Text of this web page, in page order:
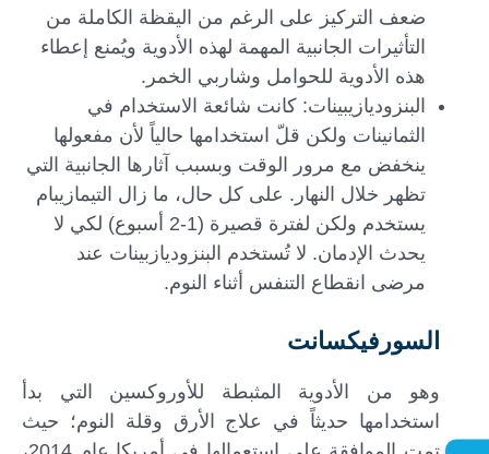
ضعف التركيز على الرغم من اليقظة الكاملة من
التأثيرات الجانبية المهمة لهذه الأدوية ويُمنع إعطاء
هذه الأدوية للحوامل وشاربي الخمر.
البنزوديازيبينات: كانت شائعة الاستخدام في
الثمانينات ولكن قلّ استخدامها حالياً لأن مفعولها
ينخفض مع مرور الوقت وبسبب آثارها الجانبية التي
تظهر خلال النهار. على كل حال، ما زال التيمازيبام
يستخدم ولكن لفترة قصيرة (1-2 أسبوع) لكي لا
يحدث الإدمان. لا تُستخدم البنزوديازبينات عند
مرضى انقطاع التنفس أثناء النوم.
السورفيكسانت
وهو من الأدوية المثبطة للأوروكسين التي بدأ
استخدامها حديثاً في علاج الأرق وقلة النوم؛ حيث